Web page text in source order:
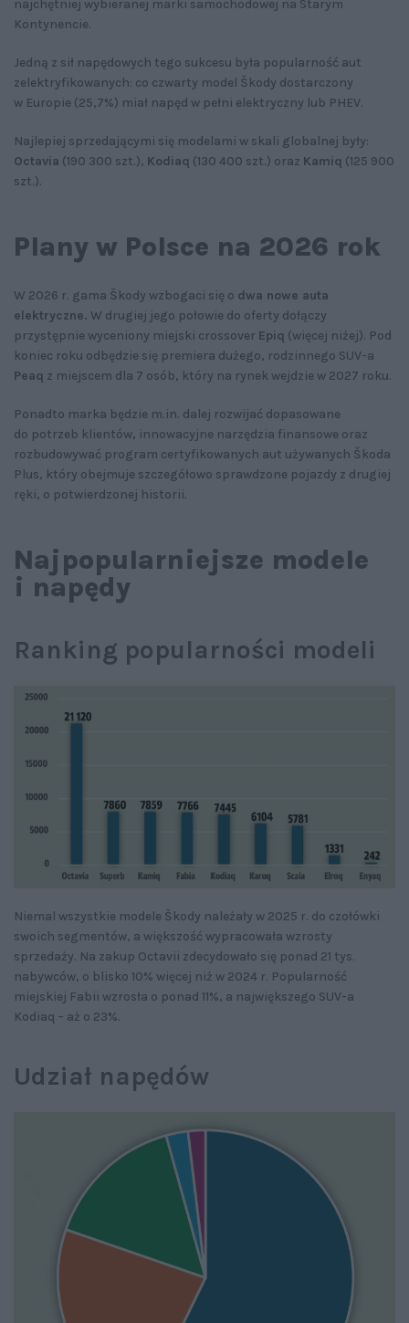
najchętniej wybieranej marki samochodowej na Starym
Kontynencie.
Jedną z sił napędowych tego sukcesu była popularność aut
zelektryfikowanych: co czwarty model Škody dostarczony
w Europie (25,7%) miał napęd w pełni elektryczny lub PHEV.
Najlepiej sprzedającymi się modelami w skali globalnej były:
Octavia (190 300 szt.), Kodiaq (130 400 szt.) oraz Kamiq (125 900
szt.).
Plany w Polsce na 2026 rok
W 2026 r. gama Škody wzbogaci się o dwa nowe auta
elektryczne. W drugiej jego połowie do oferty dołączy
przystępnie wyceniony miejski crossover Epiq (więcej niżej). Pod
koniec roku odbędzie się premiera dużego, rodzinnego SUV-a
Peaq z miejscem dla 7 osób, który na rynek wejdzie w 2027 roku.
Ponadto marka będzie m.in. dalej rozwijać dopasowane
do potrzeb klientów, innowacyjne narzędzia finansowe oraz
rozbudowywać program certyfikowanych aut używanych Škoda
Plus, który obejmuje szczegółowo sprawdzone pojazdy z drugiej
ręki, o potwierdzonej historii.
Najpopularniejsze modele
i napędy
Ranking popularności modeli
Niemal wszystkie modele Škody należały w 2025 r. do czołówki
swoich segmentów, a większość wypracowała wzrosty
sprzedaży. Na zakup Octavii zdecydowało się ponad 21 tys.
nabywców, o blisko 10% więcej niż w 2024 r. Popularność
miejskiej Fabii wzrosła o ponad 11%, a największego SUV-a
Kodiaq – aż o 23%.
Udział napędów